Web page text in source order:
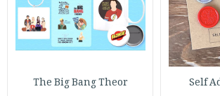
Self
The Big Bang Theor